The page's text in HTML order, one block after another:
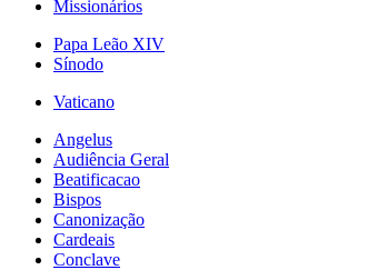
Missionários
Papa Leão XIV
Sínodo
Vaticano
Angelus
Audiência Geral
Beatificacao
Bispos
Canonização
Cardeais
Conclave